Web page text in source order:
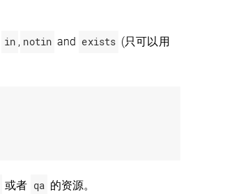
in , notin and exists (只可以用
或者 qa 的资源。